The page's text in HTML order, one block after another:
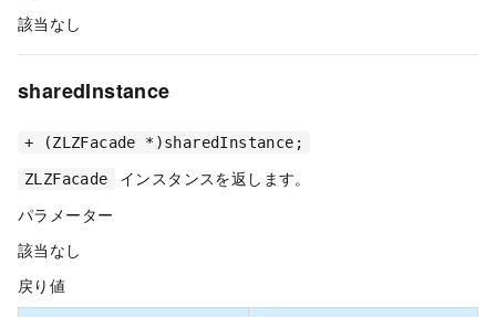
該当なし
sharedInstance
+ (ZLZFacade *)sharedInstance;
ZLZFacade
インスタンスを返します。
パラメーター
該当なし
戻り値